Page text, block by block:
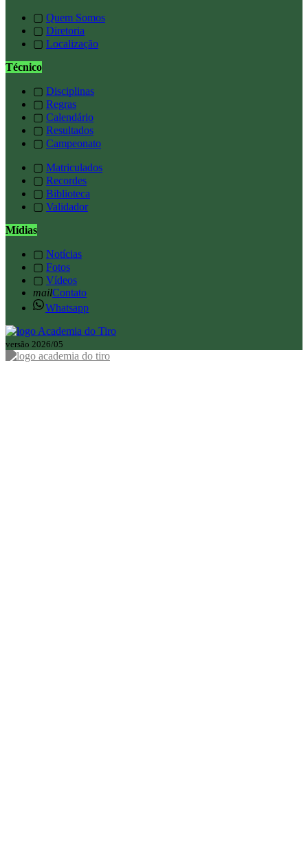
▢ Quem Somos
▢ Diretoria
▢ Localização
Técnico
▢ Disciplinas
▢ Regras
▢ Calendário
▢ Resultados
▢ Campeonato
▢ Matriculados
▢ Recordes
▢ Biblioteca
▢ Validador
Mídias
▢ Notícias
▢ Fotos
▢ Vídeos
mailContato
Whatsapp
versão 2026/05